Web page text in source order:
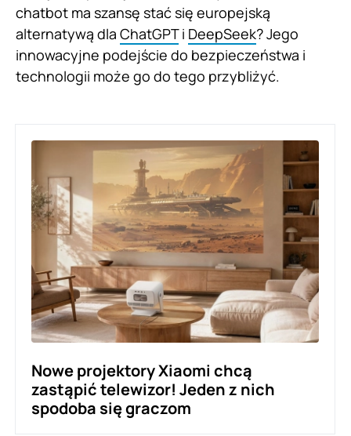
chatbot ma szansę stać się europejską
alternatywą dla ChatGPTi DeepSeek? Jego
innowacyjne podejście do bezpieczeństwa i
technologii może go do tego przybliżyć.
Nowe projektory Xiaomi chcą
zastąpić telewizor! Jeden z nich
spodoba się graczom